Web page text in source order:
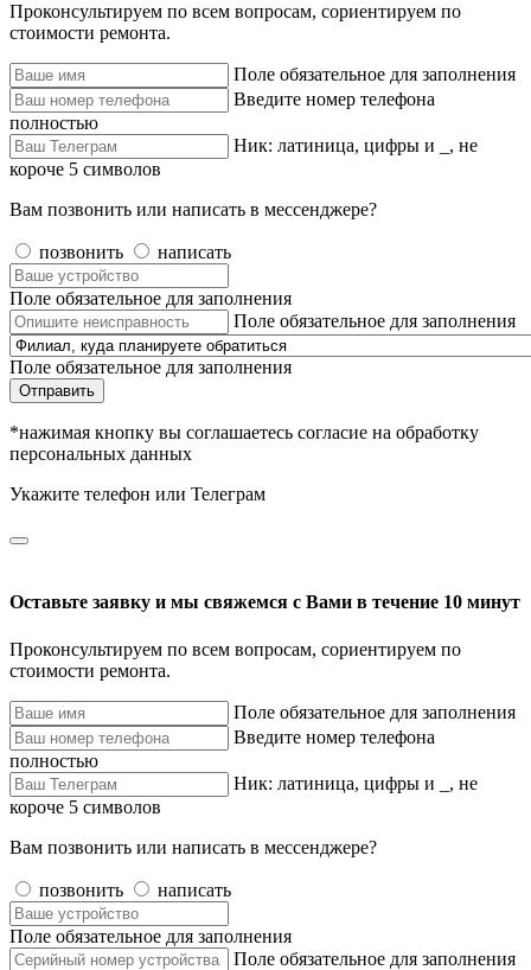
Проконсультируем по всем вопросам, сориентируем по
стоимости ремонта.
Поле обязательное для заполнения
Введите номер телефона
полностью
Ник: латиница, цифры и _, не
короче 5 символов
Вам позвонить или написать в мессенджере?
позвонить написать
Поле обязательное для заполнения
Поле обязательное для заполнения
Поле обязательное для заполнения
Отправить
*нажимая кнопку вы соглашаетесь согласие на обработку
персональных данных
Укажите телефон или Телеграм
Оставьте заявку и мы свяжемся с Вами в течение 10 минут
Проконсультируем по всем вопросам, сориентируем по
стоимости ремонта.
Поле обязательное для заполнения
Введите номер телефона
полностью
Ник: латиница, цифры и _, не
короче 5 символов
Вам позвонить или написать в мессенджере?
позвонить написать
Поле обязательное для заполнения
Поле обязательное для заполнения